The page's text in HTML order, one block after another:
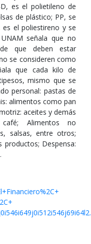
es el polietileno de
de plástico; PP, se
es el poliestireno y se
señala que no
que deben estar
se consideren como
que cada kilo de
mismo que se
personal: pastas de
alimentos como pan
aceites y demás
Alimentos no
salsas, entre otros;
Despensa: